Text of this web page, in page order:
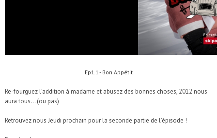
Ep1.1 - Bon Appétit
Re-fourguez l’addition à madame et abusez des bonnes choses, 2012 nous
aura tous… (ou pas)
Retrouvez nous Jeudi prochain pour la seconde partie de l’épisode !